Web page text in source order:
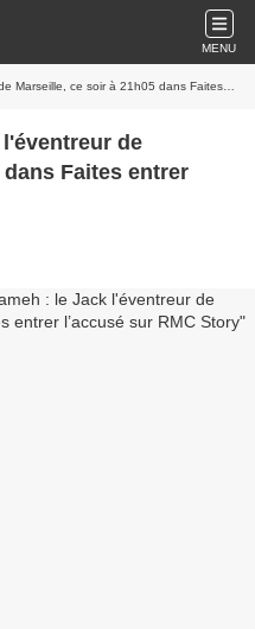
MENU
à 21h05 dans Faites entrer l’accusé sur RMC Story
de
Faites entrer